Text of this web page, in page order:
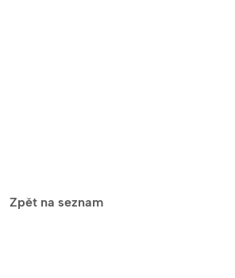
Zpět na seznam